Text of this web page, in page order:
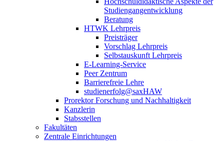
Studiengangentwicklung
Beratung
HTWK Lehrpreis
Preisträger
Vorschlag Lehrpreis
Selbstauskunft Lehrpreis
E-Learning-Service
Peer Zentrum
Barrierefreie Lehre
studienerfolg@saxHAW
Prorektor Forschung und Nachhaltigkeit
Kanzlerin
Stabsstellen
Fakultäten
Zentrale Einrichtungen